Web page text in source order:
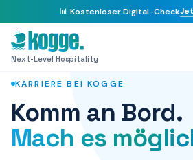
📊 Kostenloser Digital-Check
Next-Level Hospitality
Startseite/Jobs
KARRIERE BEI KOGGE
Komm an Bord.
Mach es